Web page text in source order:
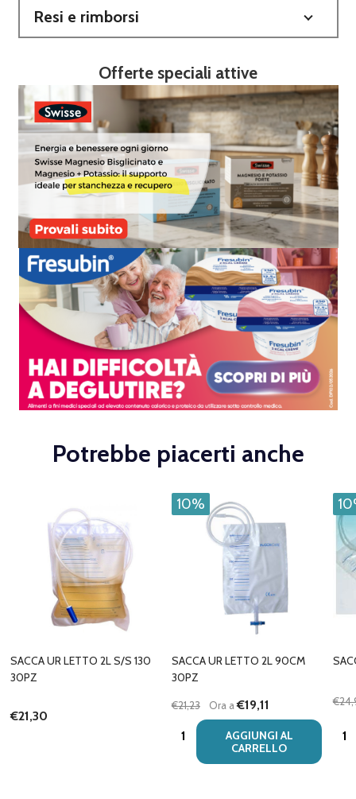
Resi e rimborsi
Offerte speciali attive
Potrebbe piacerti anche
SACCA UR LETTO 2L S/S 130
30PZ
€21,30
10%
SACCA UR LETTO 2L 90CM
30PZ
€21,23 Ora a€19,11
Quantità:
AGGIUNGI AL
CARRELLO